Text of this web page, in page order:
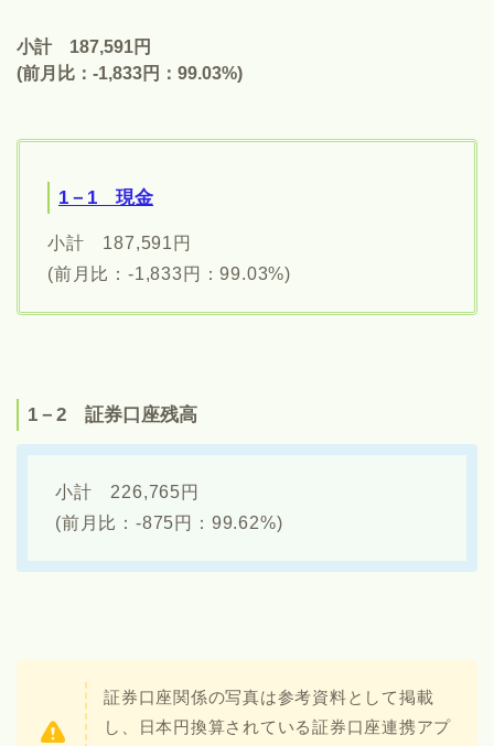
小計 187,591円
(前月比：-1,833円：99.03%)
1－1 現金
小計 187,591円
(前月比：-1,833円：99.03%)
1－2 証券口座残高
小計 226,765円
(前月比：-875円：99.62%)
証券口座関係の写真は参考資料として掲載
し、日本円換算されている証券口座連携アプ